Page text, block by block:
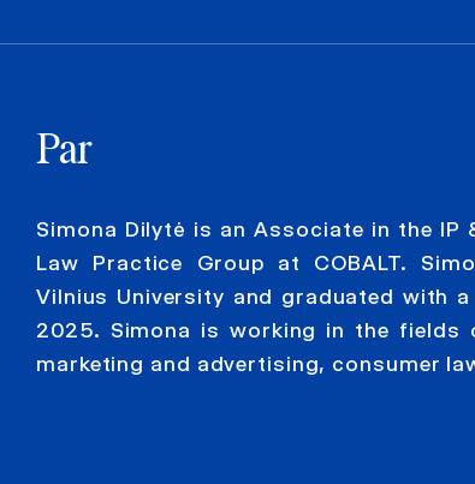
Par
Simona Dilytė is an Associate in the IP
Law Practice Group at COBALT.
Vilnius University and graduated with a
2025. Simona is working in the fields
marketing and advertising, consumer